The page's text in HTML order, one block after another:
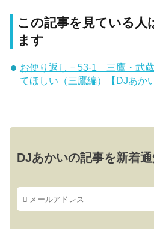
この記事を見ている人
ます
お便り返し－53-1 三鷹・武
てほしい（三鷹編）【DJあかい
DJあかいの記事を新着通